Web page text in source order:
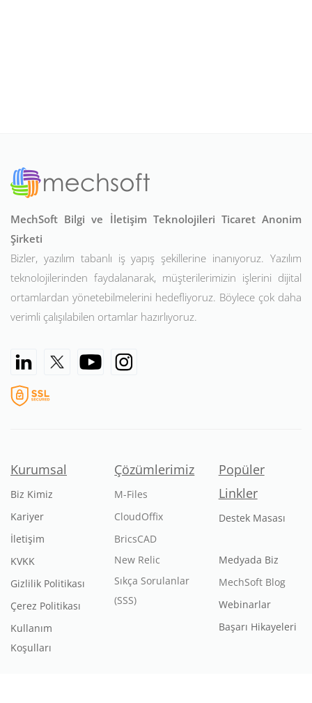
MechSoft Bilgi ve İletişim Teknolojileri Ticaret Anonim
Şirketi
Bizler, yazılım tabanlı iş yapış şekillerine inanıyoruz. Yazılım
teknolojilerinden faydalanarak, müşterilerimizin işlerini dijital
ortamlardan yönetebilmelerini hedefliyoruz. Böylece çok daha
verimli çalışılabilen ortamlar hazırlıyoruz.
Kurumsal
Biz Kimiz
Kariyer
İletişim
KVKK
Gizlilik Politikası
Çerez Politikası
Kullanım
Koşulları
Çözümlerimiz
M-Files
CloudOffix
BricsCAD
New Relic
Sıkça Sorulanlar
(SSS)
Popüler
Linkler
Destek Masası
Medyada Biz
MechSoft Blog
Webinarlar
Başarı Hikayeleri